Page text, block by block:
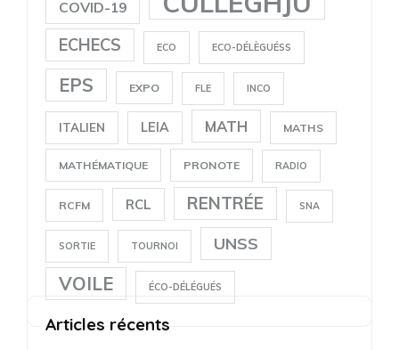
COVID-19
ECHECS ECO ECO-DÉLÈGUÉSS
EPS EXPO FLE INCO
ITALIEN LEIA MATH MATHS
MATHÉMATIQUE PRONOTE RADIO
RCFM RCL RENTRÉE SNA
SORTIE TOURNOI UNSS
VOILE ÉCO-DÉLÉGUÉS
Articles récents